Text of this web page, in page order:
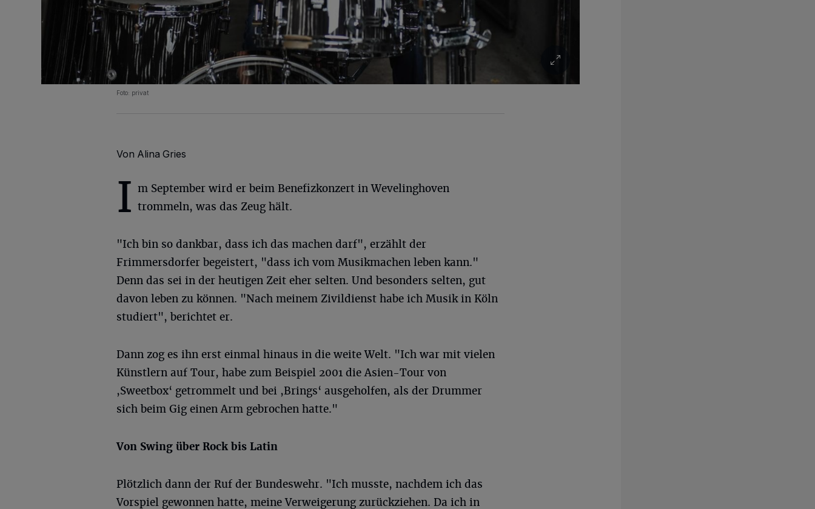
Foto: privat
Von Alina Gries
I m September wird er beim Benefizkonzert in Wevelinghoven
trommeln, was das Zeug hält.
"Ich bin so dankbar, dass ich das machen darf", erzählt der
Frimmersdorfer begeistert, "dass ich vom Musikmachen leben kann."
Denn das sei in der heutigen Zeit eher selten. Und besonders selten, gut
davon leben zu können. "Nach meinem Zivildienst habe ich Musik in Köln
studiert", berichtet er.
Dann zog es ihn erst einmal hinaus in die weite Welt. "Ich war mit vielen
Künstlern auf Tour, habe zum Beispiel 2001 die Asien-Tour von
,Sweetbox‘ getrommelt und bei ,Brings‘ ausgeholfen, als der Drummer
sich beim Gig einen Arm gebrochen hatte."
Von Swing über Rock bis Latin
Plötzlich dann der Ruf der Bundeswehr. "Ich musste, nachdem ich das
Vorspiel gewonnen hatte, meine Verweigerung zurückziehen. Da ich in